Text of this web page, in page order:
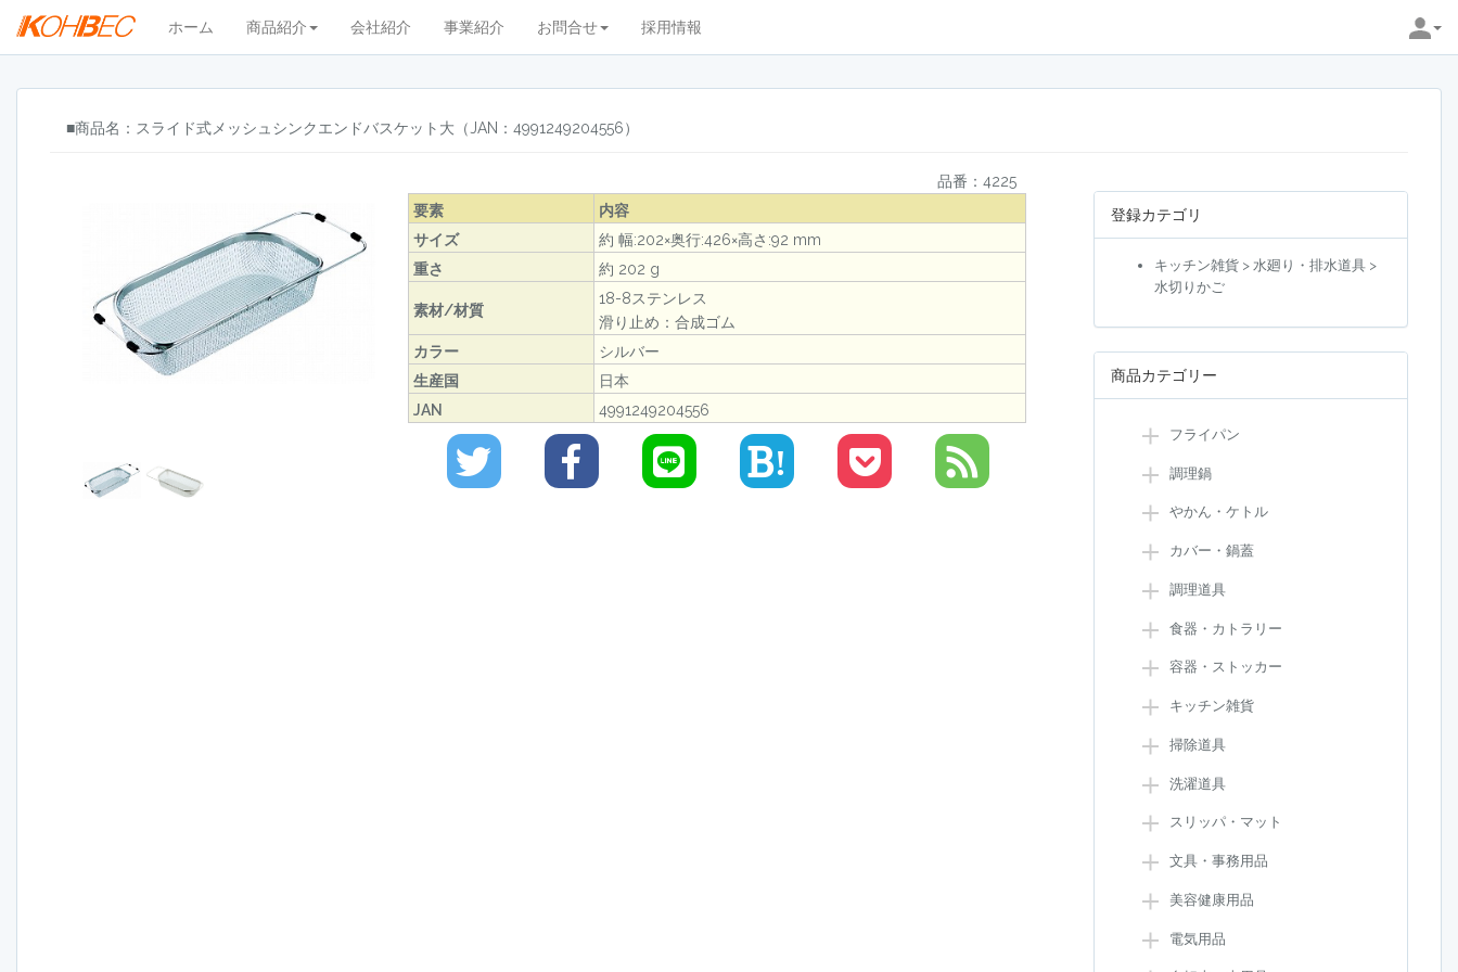
ホーム 商品紹介 会社紹介 事業紹介 お問合せ 採用情報
■商品名：スライド式メッシュシンクエンドバスケット大（JAN：4991249204556）
品番：4225
要素
内容
サイズ
約 幅:202×奥行:426×高さ:92 mm
重さ
約 202 g
素材/材質
18-8ステンレス
滑り止め：合成ゴム
カラー
シルバー
生産国
日本
JAN
4991249204556
!
登録カテゴリ
キッチン雑貨 > 水廻り・排水道具 >
水切りかご
商品カテゴリー
フライパン
調理鍋
やかん・ケトル
カバー・鍋蓋
調理道具
食器・カトラリー
容器・ストッカー
キッチン雑貨
掃除道具
洗濯道具
スリッパ・マット
文具・事務用品
美容健康用品
電気用品